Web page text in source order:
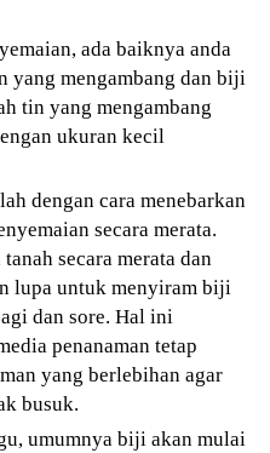
ada baiknya anda
yang mengambang dan biji
tin yang mengambang
ukuran kecil
dengan cara menebarkan
secara merata.
secara merata dan
lupa untuk menyiram biji
dan sore. Hal ini
penanaman tetap
yang berlebihan agar
busuk.
umumnya biji akan mulai